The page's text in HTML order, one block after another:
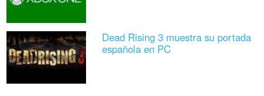
Dead Rising 3 muestra su portada
española en PC